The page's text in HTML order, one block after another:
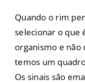
Quando o rim
selecionar o que
organismo e não
temos um
Os sinais são